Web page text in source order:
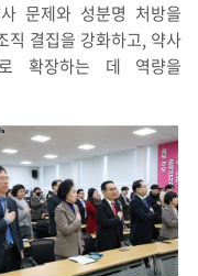
문제와 성분명 처방을
직 결집을 강화하고, 약사
확장하는 데 역량을